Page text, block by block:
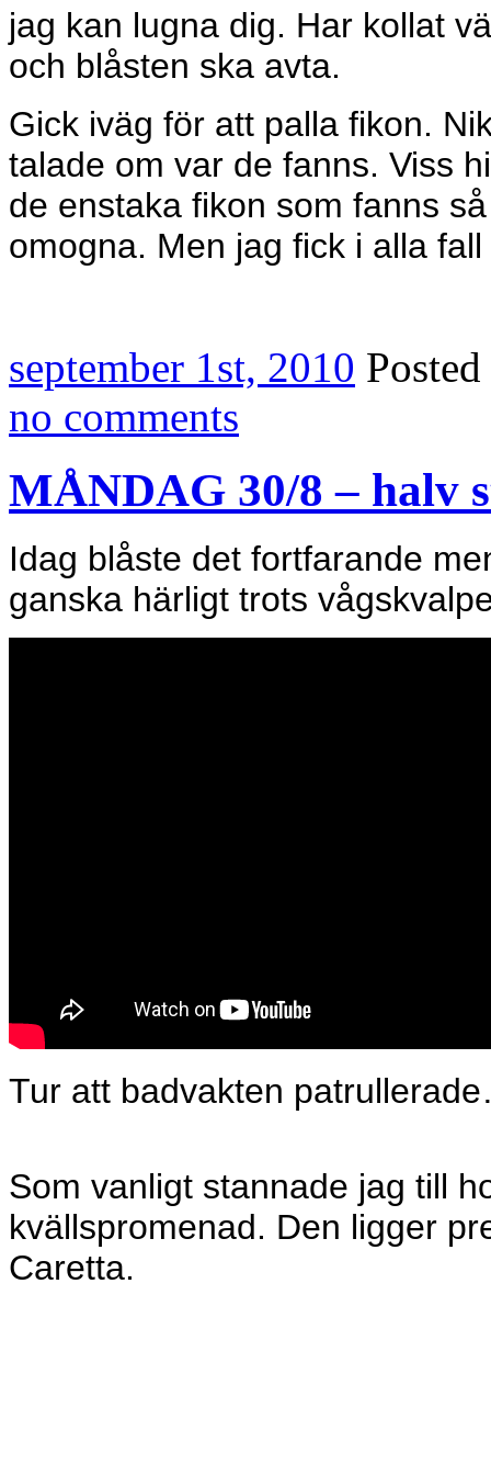
jag kan lugna dig. Har kollat
och blåsten ska avta.
Gick iväg för att palla fikon.
talade om var de fanns. Viss
de enstaka fikon som fanns
omogna. Men jag fick i alla
september 1st, 2010
no comments
MÅNDAG 30/8 – halv
Idag blåste det fortfarande
ganska härligt trots
Tur att badvakten
Som vanligt stannade jag till
kvällspromenad. Den ligger
Caretta.